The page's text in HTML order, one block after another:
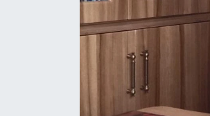
English News